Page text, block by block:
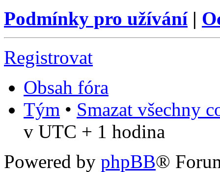
Podmínky pro užívání|
Registrovat
Obsah fóra
Tým • Smazat všechny
v UTC + 1 hodina
Powered by phpBB®